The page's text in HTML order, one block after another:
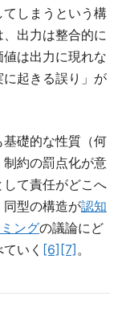
しまうという構
出力は整合的に
は出力に現れな
起きる誤り」が
礎的な性質（何
約の罰点化が意
て責任がどこへ
型の構造が認知
ングの議論にど
いく [6] [7] 。